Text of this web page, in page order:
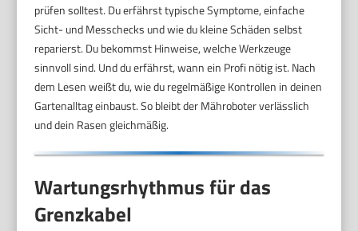
prüfen solltest. Du erfährst typische Symptome, einfache
Sicht- und Messchecks und wie du kleine Schäden selbst
reparierst. Du bekommst Hinweise, welche Werkzeuge
sinnvoll sind. Und du erfährst, wann ein Profi nötig ist. Nach
dem Lesen weißt du, wie du regelmäßige Kontrollen in deinen
Gartenalltag einbaust. So bleibt der Mähroboter verlässlich
und dein Rasen gleichmäßig.
Wartungsrhythmus für das
Grenzkabel